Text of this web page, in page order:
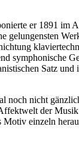
er 1891 im
gelungensten
symphonische
Satz und
noch nicht
der
Motiv einzeln